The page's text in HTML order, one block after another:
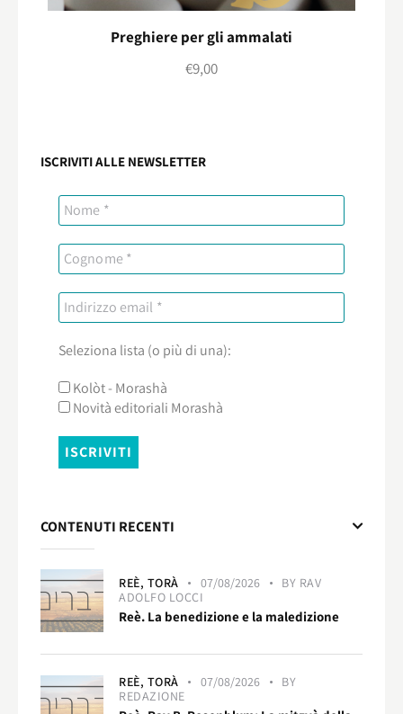
Preghiere per gli ammalati
€9,00
ISCRIVITI ALLE NEWSLETTER
Seleziona lista (o più di una):
Kolòt - Morashà
Novità editoriali Morashà
CONTENUTI RECENTI
REÈ, TORÀ 07/08/2026 BY RAV
ADOLFO LOCCI
Reè. La benedizione e la maledizione
REÈ, TORÀ 07/08/2026
BY
REDAZIONE